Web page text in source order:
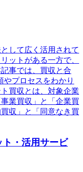
して広く活用されて
ットがある一方で、
事では、買収と合
プロセスをわかり
買収とは、対象企業
業買収」と「企業買
収」と「同意なき買
・活用サービ